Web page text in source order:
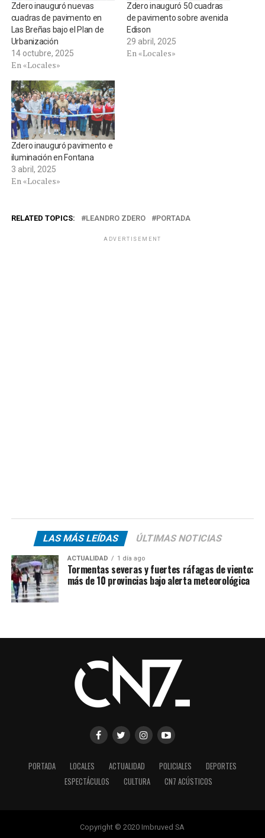
Zdero inauguró nuevas
cuadras de pavimento en
Las Breñas bajo el Plan de
Urbanización
14 octubre, 2025
En «Locales»
Zdero inauguró 50 cuadras
de pavimento sobre avenida
Edison
29 abril, 2025
En «Locales»
Zdero inauguró pavimento e
iluminación en Fontana
3 abril, 2025
En «Locales»
RELATED TOPICS: LEANDRO ZDERO PORTADA
ADVERTISEMENT
LAS MÁS LEÍDAS ÚLTIMAS NOTICIAS
ACTUALIDAD 1 día ago
Tormentas severas y fuertes ráfagas de viento:
más de 10 provincias bajo alerta meteorológica
PORTADA LOCALES ACTUALIDAD POLICIALES
DEPORTES
ESPECTÁCULOS
CULTURA CN7 ACÚSTICOS
Copyright © 2020 Imbruved SA